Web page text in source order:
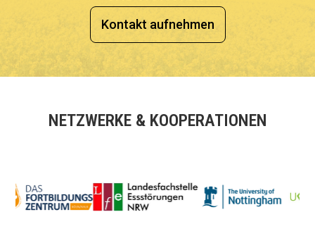
Kontakt aufnehmen
NETZWERKE & KOOPERATIONEN